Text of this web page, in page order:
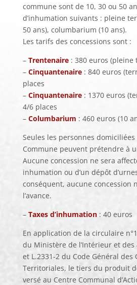
commune sont de 10, 30 ou 50
d’inhumation suivants : pleine
50 ans), columbarium (10 ans).
Les tarifs des concessions sont :
– Trentenaire : 380 euros (pleine
– Cinquantenaire : 840 euros
places
– Cinquantenaire : 1370 euros
4/6 places
– Columbarium : 460 euros (10
Seules les personnes
Commune peuvent prétendre à
Aucune concession ne sera
inhumation ou d’un dépôt
conséquent, aucune concession
l’avance.
– Taxes d’inhumation: 40 euros
En application de la circulaire
du Ministère de l’Intérieur et des
et L.2331-2 du Code Général des
Territoriales, le tiers du produit
versé au Centre Communal